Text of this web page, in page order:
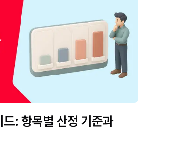
: 항목별 산정 기준과